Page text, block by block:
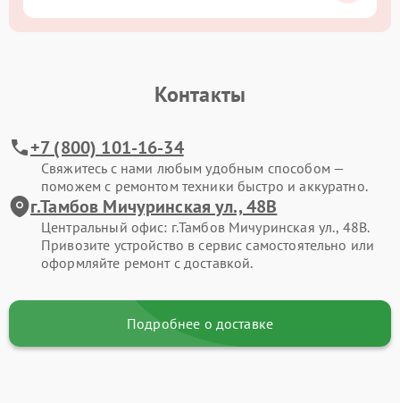
Контакты
+7 (800) 101-16-34
Свяжитесь с нами любым удобным способом —
поможем с ремонтом техники быстро и аккуратно.
г.Тамбов Мичуринская ул., 48В
Центральный офис: г.Тамбов Мичуринская ул., 48В.
Привозите устройство в сервис самостоятельно или
оформляйте ремонт с доставкой.
Подробнее о доставке